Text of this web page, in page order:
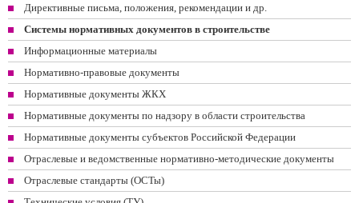
Директивные письма, положения, рекомендации и др.
Системы нормативных документов в строительстве
Информационные материалы
Нормативно-правовые документы
Нормативные документы ЖКХ
Нормативные документы по надзору в области строительства
Нормативные документы субъектов Российской Федерации
Отраслевые и ведомственные нормативно-методические документы
Отраслевые стандарты (ОСТы)